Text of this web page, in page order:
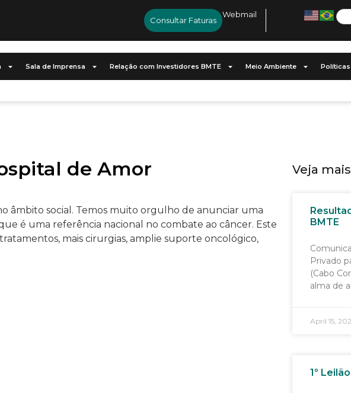
Consultar Faturas
Webmail
Sala de Imprensa Relação com Investidores BMTE Meio Ambiente Políticas
de Amor
âmbito social. Temos muito orgulho de anunciar uma
é uma referência nacional no combate ao câncer. Este
mais cirurgias, amplie suporte oncológico,
Veja
BMTE
Privado
(Cabo
alma de
April 15,
1º